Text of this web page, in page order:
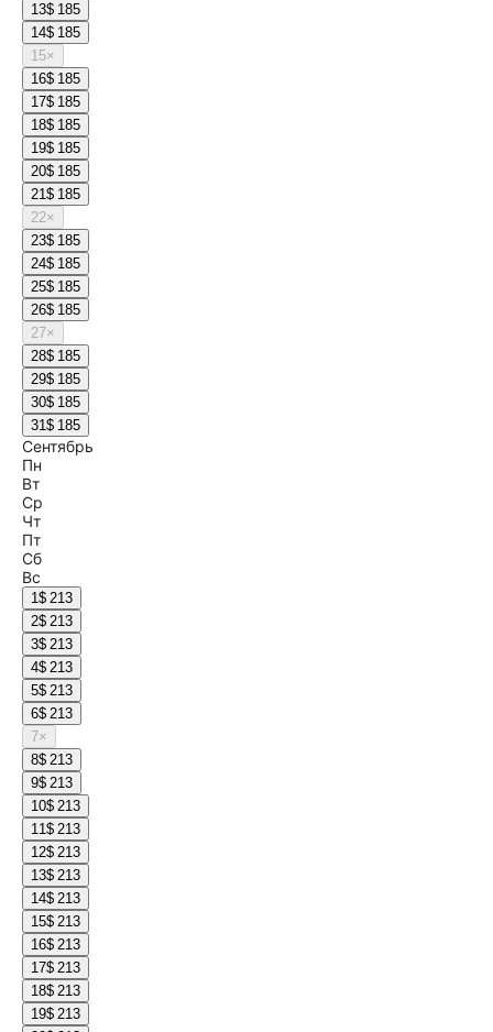
13$ 185
14$ 185
15×
16$ 185
17$ 185
18$ 185
19$ 185
20$ 185
21$ 185
22×
23$ 185
24$ 185
25$ 185
26$ 185
27×
28$ 185
29$ 185
30$ 185
31$ 185
Сентябрь
Пн
Вт
Ср
Чт
Пт
Сб
Вс
1$ 213
2$ 213
3$ 213
4$ 213
5$ 213
6$ 213
7×
8$ 213
9$ 213
10$ 213
11$ 213
12$ 213
13$ 213
14$ 213
15$ 213
16$ 213
17$ 213
18$ 213
19$ 213